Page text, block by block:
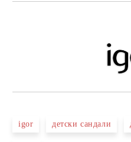
igor детски сандали